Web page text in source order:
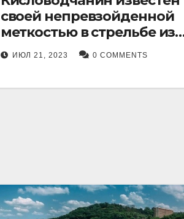
своей непревзойденной
меткостью в стрельбе из
лука, и его успехи
прославили его в
ИЮЛ 21, 2023 0 COMMENTS